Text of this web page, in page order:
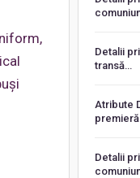
Detalii
transă…
Atribute
Detalii